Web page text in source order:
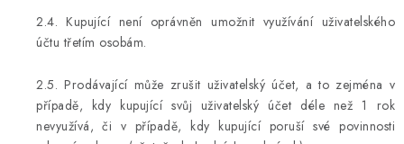
2.4. Kupující není oprávněn umožnit využívání uživatelského
účtu třetím osobám.
2.5. Prodávající může zrušit uživatelský účet, a to zejména v
případě, kdy kupující svůj uživatelský účet déle než 1 rok
nevyužívá, či v případě, kdy kupující poruší své povinnosti